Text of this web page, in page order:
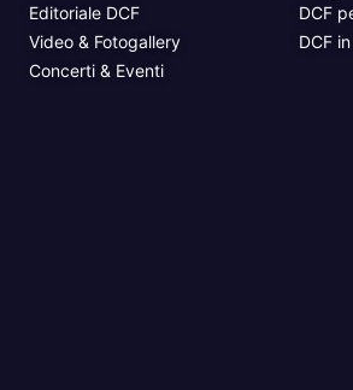
Editoriale DCF
Video & Fotogallery
Concerti & Eventi
DCF
DCF